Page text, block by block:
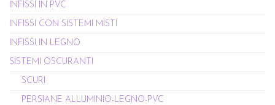
INFISSI IN PVC
INFISSI CON SISTEMI MISTI
INFISSI IN LEGNO
SISTEMI OSCURANTI
SCURI
PERSIANE ALLUMINIO-LEGNO-PVC